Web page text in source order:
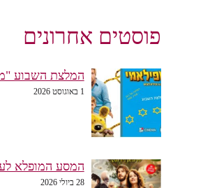
פוסטים אחרונים
המלצת השבוע
1 באוגוסט 2026
המסע המופלא
28 ביולי 2026